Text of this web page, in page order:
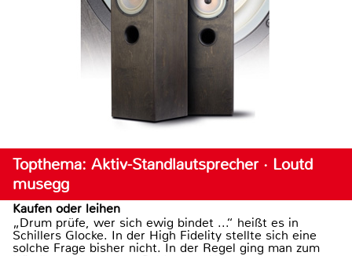
Topthema: Aktiv-Standlautsprecher · Loutd
musegg
Kaufen oder leihen
„Drum prüfe, wer sich ewig bindet ...“ heißt es in
Schillers Glocke. In der High Fidelity stellte sich eine
solche Frage bisher nicht. In der Regel ging man zum